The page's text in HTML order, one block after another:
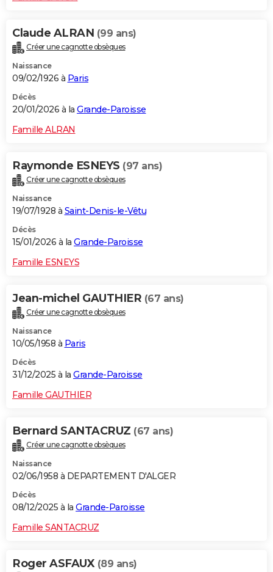
Claude ALRAN (99 ans)
Créer une cagnotte obsèques
Naissance
09/02/1926 à Paris
Décès
20/01/2026 à la Grande-Paroisse
Famille ALRAN
Raymonde ESNEYS (97 ans)
Créer une cagnotte obsèques
Naissance
19/07/1928 à Saint-Denis-le-Vêtu
Décès
15/01/2026 à la Grande-Paroisse
Famille ESNEYS
Jean-michel GAUTHIER (67 ans)
Créer une cagnotte obsèques
Naissance
10/05/1958 à Paris
Décès
31/12/2025 à la Grande-Paroisse
Famille GAUTHIER
Bernard SANTACRUZ (67 ans)
Créer une cagnotte obsèques
Naissance
02/06/1958 à DEPARTEMENT D'ALGER
Décès
08/12/2025 à la Grande-Paroisse
Famille SANTACRUZ
Roger ASFAUX (89 ans)